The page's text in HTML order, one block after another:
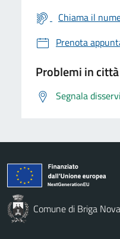
Chiama il
Prenota
Problemi in città
Segnala
Comune di Briga